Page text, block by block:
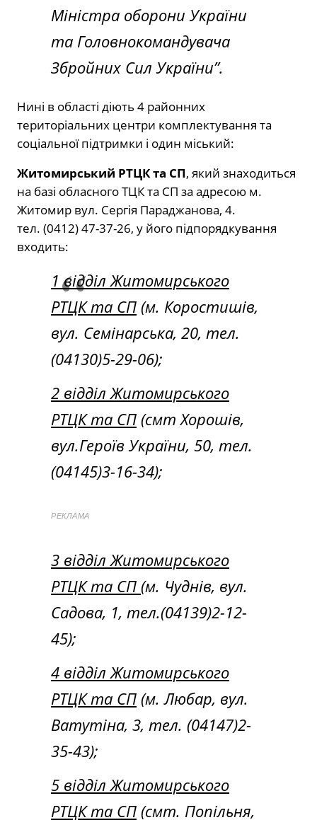
Міністра оборони України
та Головнокомандувача
Збройних Сил України”.
Нині в області діють 4 районних
територіальних центри комплектування та
соціальної підтримки і один міський:
Житомирський РТЦК та СП, який знаходиться
на базі обласного ТЦК та СП за адресою м.
Житомир вул. Сергія Параджанова, 4.
тел. (0412) 47-37-26, у його підпорядкування
входить:
1 відділ Житомирського
РТЦК та СП (м. Коростишів,
вул. Семінарська, 20, тел.
(04130)5-29-06);
2 відділ Житомирського
РТЦК та СП (смт Хорошів,
вул.Героїв України, 50, тел.
(04145)3-16-34);
РЕКЛАМА
3 відділ Житомирського
РТЦК та СП (м. Чуднів, вул.
Садова, 1, тел.(04139)2-12-
45);
4 відділ Житомирського
РТЦК та СП (м. Любар, вул.
Ватутіна, 3, тел. (04147)2-
35-43);
5 відділ Житомирського
РТЦК та СП (смт. Попільня,